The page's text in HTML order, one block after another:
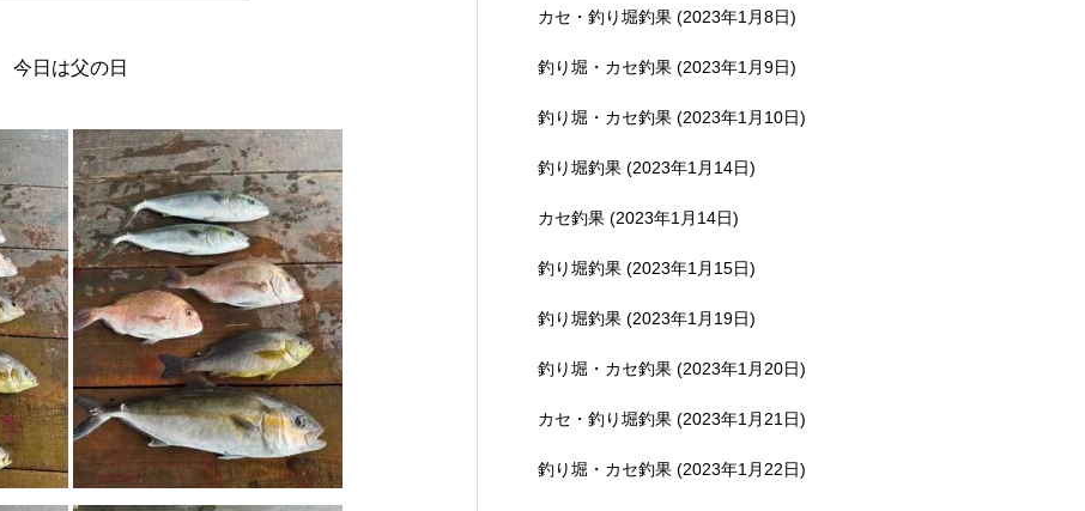
今日は父の日
カセ・釣り堀釣果 (2023年1月8日)
釣り堀・カセ釣果 (2023年1月9日)
釣り堀・カセ釣果 (2023年1月10日)
釣り堀釣果 (2023年1月14日)
カセ釣果 (2023年1月14日)
釣り堀釣果 (2023年1月15日)
釣り堀釣果 (2023年1月19日)
釣り堀・カセ釣果 (2023年1月20日)
カセ・釣り堀釣果 (2023年1月21日)
釣り堀・カセ釣果 (2023年1月22日)